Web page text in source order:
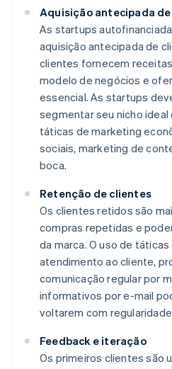
Aquisição antecipada
As startups
aquisição antecipada de
clientes fornecem
modelo de negócios e
essencial. As startups
segmentar seu nicho
táticas de marketing
sociais, marketing de
boca.
Retenção de clientes
Os clientes retidos são
compras repetidas e
da marca. O uso de
atendimento ao cliente,
comunicação regular por
informativos por e-mail
voltarem com
Feedback e iteração
Os primeiros clientes são